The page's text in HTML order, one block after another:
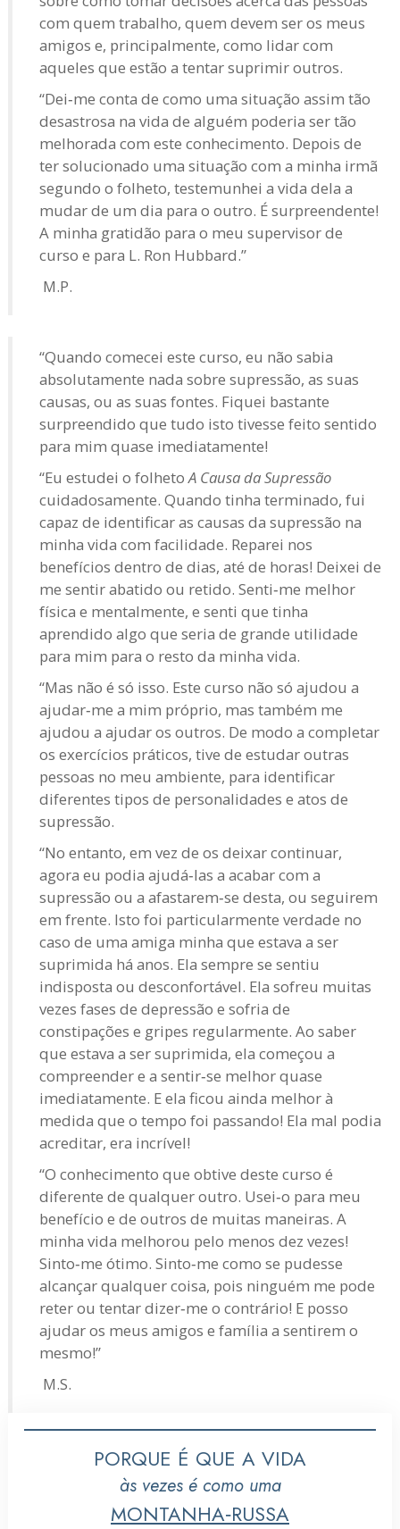
com quem trabalho, quem devem ser os meus
amigos e, principalmente, como lidar com
aqueles que estão a tentar suprimir outros.
“Dei‑me conta de como uma situação assim tão
desastrosa na vida de alguém poderia ser tão
melhorada com este conhecimento. Depois de
ter solucionado uma situação com a minha irmã
segundo o folheto, testemunhei a vida dela a
mudar de um dia para o outro. É surpreendente!
A minha gratidão para o meu supervisor de
curso e para L. Ron Hubbard.”
M.P.
“Quando comecei este curso, eu não sabia
absolutamente nada sobre supressão, as suas
causas, ou as suas fontes. Fiquei bastante
surpreendido que tudo isto tivesse feito sentido
para mim quase imediatamente!
“Eu estudei o folhetoA Causa da Supressão
cuidadosamente. Quando tinha terminado, fui
capaz de identificar as causas da supressão na
minha vida com facilidade. Reparei nos
benefícios dentro de dias, até de horas! Deixei de
me sentir abatido ou retido. Senti‑me melhor
física e mentalmente, e senti que tinha
aprendido algo que seria de grande utilidade
para mim para o resto da minha vida.
“Mas não é só isso. Este curso não só ajudou a
ajudar‑me a mim próprio, mas também me
ajudou a ajudar os outros. De modo a completar
os exercícios práticos, tive de estudar outras
pessoas no meu ambiente, para identificar
diferentes tipos de personalidades e atos de
supressão.
“No entanto, em vez de os deixar continuar,
agora eu podia ajudá‑las a acabar com a
supressão ou a afastarem‑se desta, ou seguirem
em frente. Isto foi particularmente verdade no
caso de uma amiga minha que estava a ser
suprimida há anos. Ela sempre se sentiu
indisposta ou desconfortável. Ela sofreu muitas
vezes fases de depressão e sofria de
constipações e gripes regularmente. Ao saber
que estava a ser suprimida, ela começou a
compreender e a sentir‑se melhor quase
imediatamente. E ela ficou ainda melhor à
medida que o tempo foi passando! Ela mal podia
acreditar, era incrível!
“O conhecimento que obtive deste curso é
diferente de qualquer outro. Usei‑o para meu
benefício e de outros de muitas maneiras. A
minha vida melhorou pelo menos dez vezes!
Sinto‑me ótimo. Sinto‑me como se pudesse
alcançar qualquer coisa, pois ninguém me pode
reter ou tentar dizer‑me o contrário! E posso
ajudar os meus amigos e família a sentirem o
mesmo!”
M.S.
PORQUE É QUE A VIDA
às vezes é como uma
MONTANHA‑RUSSA